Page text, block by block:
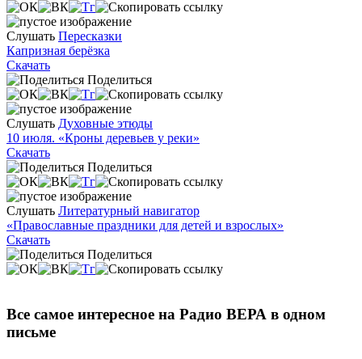
Слушать Пересказки
Капризная берёзка
Скачать
Поделиться
Слушать Духовные этюды
10 июля. «Кроны деревьев у реки»
Скачать
Поделиться
Слушать Литературный навигатор
«Православные праздники для детей и взрослых»
Скачать
Поделиться
Все самое интересное на Радио ВЕРА в одном
письме